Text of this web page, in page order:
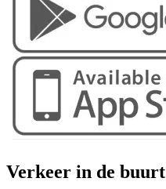
Verkeer in de buurt